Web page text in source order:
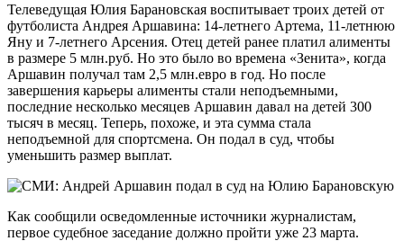
Телеведущая Юлия Барановская воспитывает троих детей от
футболиста Андрея Аршавина: 14-летнего Артема, 11-летнюю
Яну и 7-летнего Арсения. Отец детей ранее платил алименты
в размере 5 млн.руб. Но это было во времена «Зенита», когда
Аршавин получал там 2,5 млн.евро в год. Но после
завершения карьеры алименты стали неподъемными,
последние несколько месяцев Аршавин давал на детей 300
тысяч в месяц. Теперь, похоже, и эта сумма стала
неподъемной для спортсмена. Он подал в суд, чтобы
уменьшить размер выплат.
Как сообщили осведомленные источники журналистам,
первое судебное заседание должно пройти уже 23 марта.